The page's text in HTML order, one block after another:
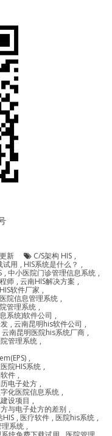
新 C/S架构 HIS ,
试用 , HIS系统是什么？ ,
, 中小医院门诊管理信息系统 ,
师 , 云南HIS解决方案 ,
软件厂家 ,
院信息管理系统 ,
管理系统 ,
系统)软件公司 ,
, 云南昆明his软件公司 ,
云南昆明医院his系统厂商 ,
管理系统 ,
,
院HIS系统 ,
件 ,
电子处方 ,
化医院信息系统 ,
设项目 ,
与电子处方的差别 ,
HIS , 医疗软件 , 医院his系统 ,
系统 ,